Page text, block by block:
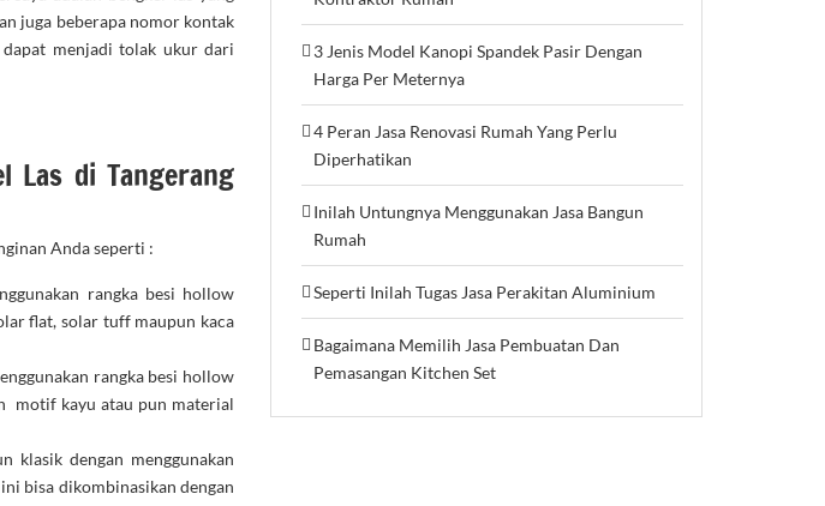
juga beberapa nomor kontak
menjadi tolak ukur dari
Las di Tangerang
Anda seperti :
rangka besi hollow
flat, solar tuff maupun kaca
rangka besi hollow
motif kayu atau pun material
klasik dengan menggunakan
bisa dikombinasikan dengan
3 Jenis Model Kanopi Spandek Pasir Dengan
Harga Per Meternya
4 Peran Jasa Renovasi Rumah Yang Perlu
Diperhatikan
Inilah Untungnya Menggunakan Jasa Bangun
Rumah
Seperti Inilah Tugas Jasa Perakitan Aluminium
Bagaimana Memilih Jasa Pembuatan Dan
Pemasangan Kitchen Set